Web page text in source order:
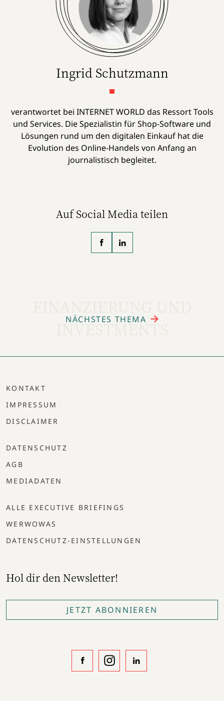
Ingrid Schutzmann
verantwortet bei INTERNET WORLD das Ressort Tools
und Services. Die Spezialistin für Shop-Software und
Lösungen rund um den digitalen Einkauf hat die
Evolution des Online-Handels von Anfang an
journalistisch begleitet.
Auf Social Media teilen
INVESTMENTS
NÄCHSTES THEMA
KONTAKT
IMPRESSUM
DISCLAIMER
DATENSCHUTZ
AGB
MEDIADATEN
ALLE EXECUTIVE BRIEFINGS
WERWOWAS
DATENSCHUTZ-EINSTELLUNGEN
Hol dir den Newsletter!
JETZT ABONNIEREN